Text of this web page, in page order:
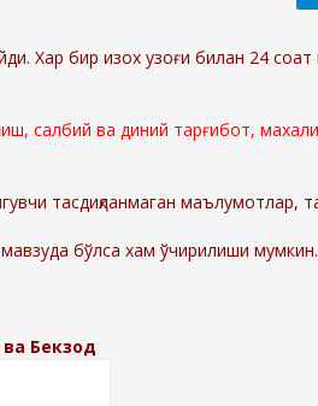
Хар бир изох узоғи билан 24
салбий ва диний тарғибот,
тасдиқланмаган маълумотлар,
мавзуда бўлса хам ўчирилиши мумкин.
Бекзод